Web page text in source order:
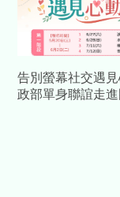
告別螢幕社交遇
政部單身聯誼走